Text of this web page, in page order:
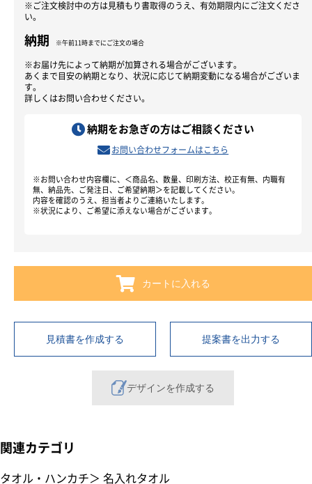
※ご注文検討中の方は見積もり書取得のうえ、有効期限内にご注文くださ
い。
納期 ※午前11時までにご注文の場合
※お届け先によって納期が加算される場合がございます。
あくまで目安の納期となり、状況に応じて納期変動になる場合がございま
す。
詳しくはお問い合わせください。
納期をお急ぎの方はご相談ください
お問い合わせフォームはこちら
※お問い合わせ内容欄に、＜商品名、数量、印刷方法、校正有無、内職有
無、納品先、ご発注日、ご希望納期＞を記載してください。
内容を確認のうえ、担当者よりご連絡いたします。
※状況により、ご希望に添えない場合がございます。
カートに入れる
見積書を作成する 提案書を出力する
デザインを作成する
関連カテゴリ
タオル・ハンカチ＞ 名入れタオル